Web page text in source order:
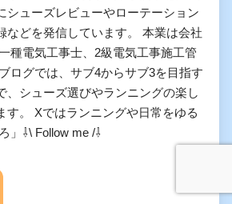
シューズレビューやローテーション
などを発信しています。 本業は会社
種電気工事士、2級電気工事施工管
ログでは、サブ4からサブ3を目指す
、シューズ選びやランニングの楽し
す。 Xではランニングや日常をゆる
」⇩\ Follow me /⇩